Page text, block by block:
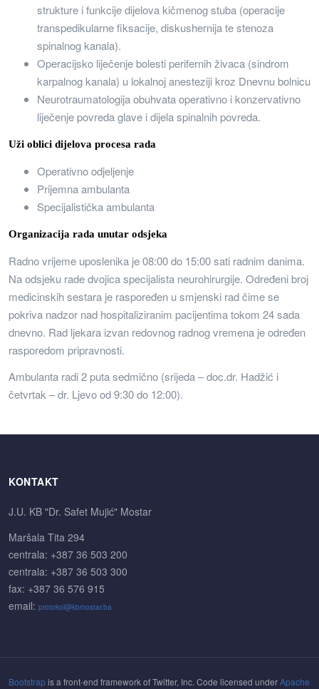
strukture i funkcije dijelova kičmenog stuba (operacije
transpedikularne fiksacije, diskushernija te stenoza
spinalnog kanala).
Operacijsko liječenje bolesti perifernih živaca (sindrom
karpalnog kanala) u lokalnoj anesteziji kroz Dnevnu bolnicu
Neurotraumatologija obuhvata operativno i konzervativno
liječenje povreda glave i dijela spinalnih povreda.
Uži oblici dijelova procesa rada
Operativno odjeljenje
Prijemna ambulanta
Specijalistička ambulanta
Organizacija rada unutar odsjeka
Radno vrijeme uposlenika je 08:00 do 15:00 sati radnim danima.
Na odsjeku rade dvojica specijalista neurohirurgije. Određeni broj
medicinskih sestara je raspoređen u smjenski rad čime se
pokriva nadzor nad hospitaliziranim pacijentima tokom 24 sada
dnevno. Rad ljekara izvan redovnog radnog vremena je određen
rasporedom pripravnosti.
Ambulanta radi 2 puta sedmično (srijeda – doc.dr. Hadžić i
četvrtak – dr. Ljevo od 9:30 do 12:00).
KONTAKT
J.U. KB "Dr. Safet Mujić" Mostar
Maršala Tita 294
centrala: +387 36 503 200
centrala: +387 36 503 300
fax: +387 36 576 915
email: protokol@kbmostar.ba
Bootstrapis a front-end framework of Twitter, Inc. Code licensed underApache